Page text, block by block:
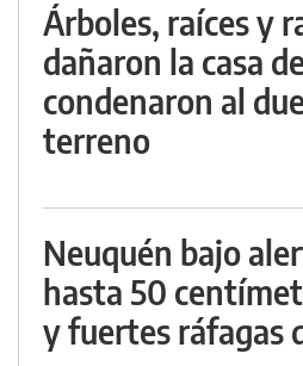
Árboles, raíces y
dañaron la casa
condenaron al
terreno
Neuquén bajo
hasta 50
y fuertes ráfagas